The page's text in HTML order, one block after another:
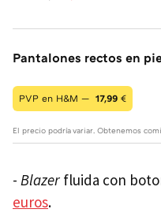
Pantalones rectos en
PVP en H&M — 17,99 €
El precio podría variar. Obtenemos
- Blazer fluida con
euros.